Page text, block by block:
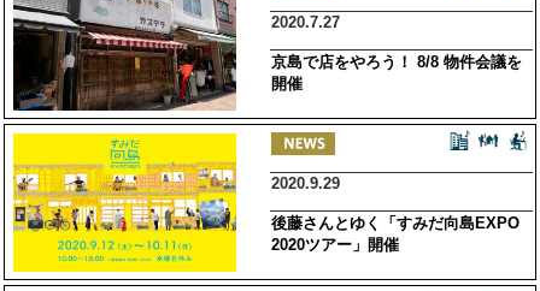
2020.7.27
京島で店をやろう！ 8/8 物件会議を
開催
2020.9.29
後藤さんとゆく「すみだ向島EXPO
2020ツアー」開催